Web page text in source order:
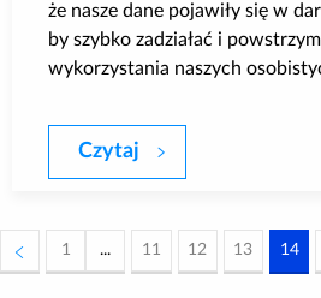
że nasze dane pojawiły się w
by szybko zadziałać i
wykorzystania naszych
Czytaj Monitoring
1 ... 11 12 13 14